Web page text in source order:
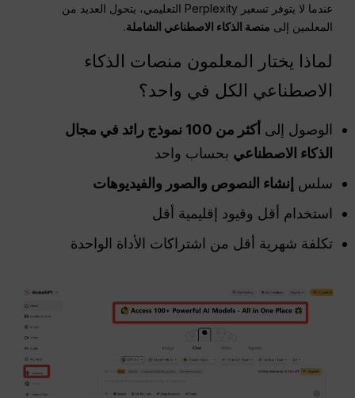
عندما لا يتوفر تسعير Perplexity التعليمي، يتحول العديد من
المعلمين إلى منصة الذكاء الاصطناعي الشاملة.
لماذا يختار المعلمون منصات الذكاء
الاصطناعي الكل في واحد؟
الوصول إلى
أكثر من 100 نموذج رائد في مجال
الذكاء الاصطناعي بحساب واحد
سلس إنشاء النصوص والصور والفيديوهات
استخدام أقل وقيود إقليمية أقل
تكلفة شهرية أقل من اشتراكات الأداة الواحدة